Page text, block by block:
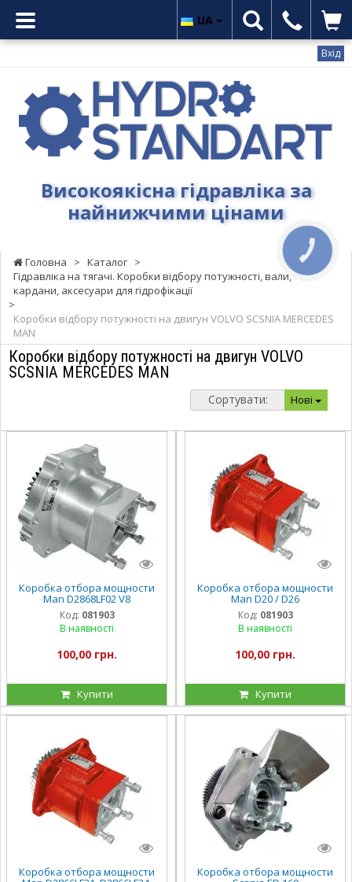
Вхід
Гідростандарт
Високоякісна
гідравліка
цінамиВисокоякісна гідравліка за
найнижчими цінами
UA
Головна > Каталог >
Гідравліка на тягачі. Коробки відбору потужності, вали,
кардани, аксесуари для гідрофікації
>
Коробки відбору потужності на двигун VOLVO SCSNIA MERCEDES
MAN
Коробки відбору потужності на двигун VOLVO
SCSNIA MERCEDES MAN
Сортувати: Нові
Коробка отбора мощности
Man D2868LF02 V8
Код: 081903
В наявності
100,00 грн.
Купити
Коробка отбора мощности
Man D20 / D26
Код: 081903
В наявності
100,00 грн.
Купити
Коробка отбора мощности Коробка отбора мощности
КНОПКА
ЗВ'ЯЗКУ